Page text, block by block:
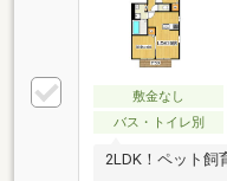
敷金なし
バス・トイレ別
2LDK！ペット飼